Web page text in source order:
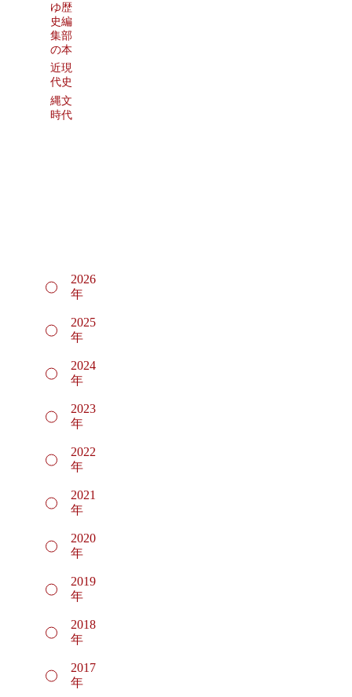
ゆ歴
史編
集部
の本
近現
代史
縄文
時代
2026
年
2025
年
2024
年
2023
年
2022
年
2021
年
2020
年
2019
年
2018
年
2017
年